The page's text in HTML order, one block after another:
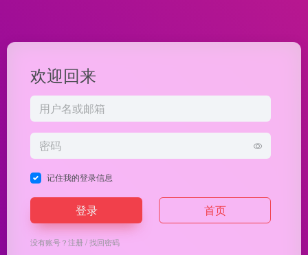
欢迎回来
记住我的登录信息
登录 首页
没有账号？注册/找回密码